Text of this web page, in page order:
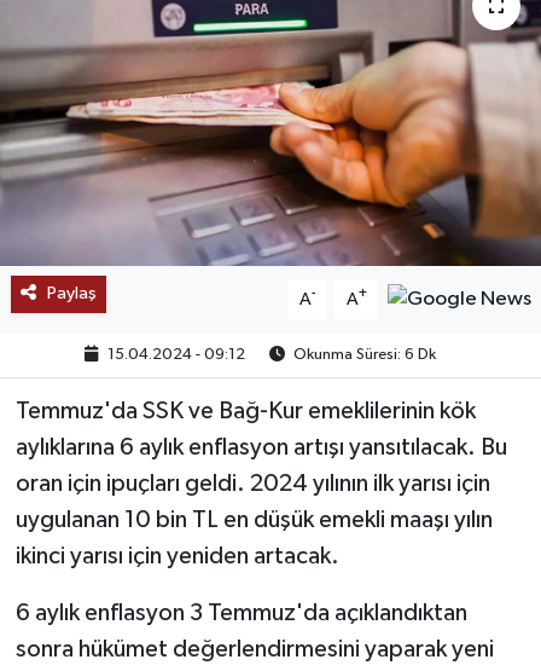
Paylaş A- A+
15.04.2024 - 09:12 Okunma Süresi: 6 Dk
Temmuz'da SSK ve Bağ-Kur emeklilerinin kök
aylıklarına 6 aylık enflasyon artışı yansıtılacak. Bu
oran için ipuçları geldi. 2024 yılının ilk yarısı için
uygulanan 10 bin TL en düşük emekli maaşı yılın
ikinci yarısı için yeniden artacak.
6 aylık enflasyon 3 Temmuz'da açıklandıktan
sonra hükümet değerlendirmesini yaparak yeni
BÖLGE
KEŞFET
TREND
MEDYA
OTOMOTİV
TEKNOLOJİ
YAŞAM
KÜLTÜR SANAT